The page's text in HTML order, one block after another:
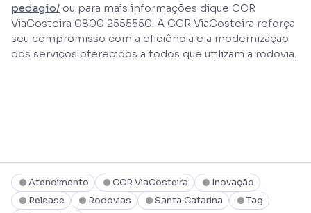
pedagio/ ou para mais informações dique CCR
ViaCosteira 0800 2555550. A CCR ViaCosteira reforça
seu compromisso com a eficiência e a modernização
dos serviços oferecidos a todos que utilizam a rodovia.
Atendimento CCR ViaCosteira
Inovação
Release
Rodovias Santa Catarina
Tag